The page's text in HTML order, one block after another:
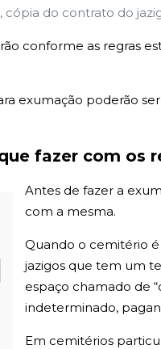
cópia do contrato do
conforme as regras
exumação poderão
fazer com os
Antes de fazer a
com a mesma.
Quando o cemitério
jazigos que tem um
espaço chamado de
indeterminado,
Em cemitérios